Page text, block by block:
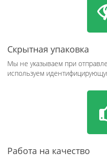
Скрытная упаковка
Мы не указываем при
используем
Работа на качество